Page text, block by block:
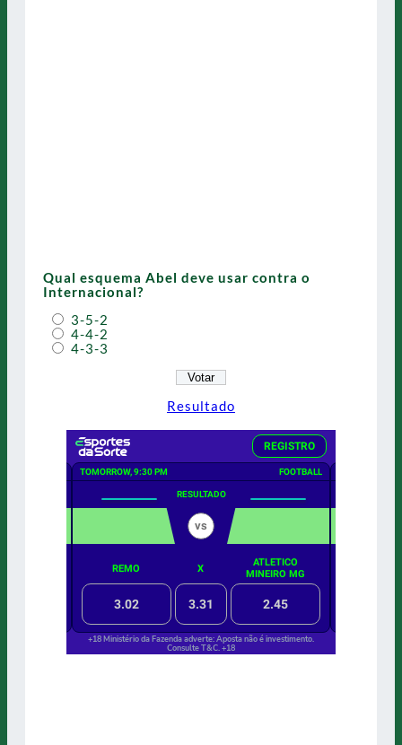
Qual esquema Abel deve usar contra o
Internacional?
3-5-2
4-4-2
4-3-3
Resultado